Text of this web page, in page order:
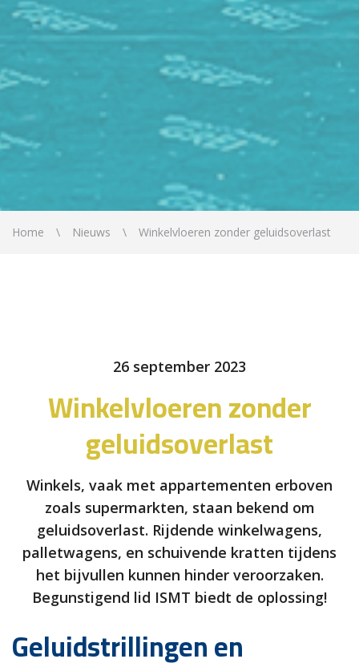
Home Nieuws Winkelvloeren zonder geluidsoverlast
26 september 2023
Winkelvloeren zonder
geluidsoverlast
Winkels, vaak met appartementen erboven
zoals supermarkten, staan bekend om
geluidsoverlast. Rijdende winkelwagens,
palletwagens, en schuivende kratten tijdens
het bijvullen kunnen hinder veroorzaken.
Begunstigend lid ISMT biedt de oplossing!
Geluidstrillingen en